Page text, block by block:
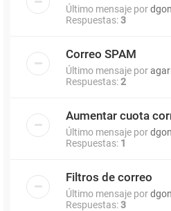
Último mensaje por
Respuestas:3
Correo SPAM
Último mensaje por
Respuestas:2
Aumentar cuota
Último mensaje por
Respuestas: 1
Filtros de correo
Último mensaje por
Respuestas:3